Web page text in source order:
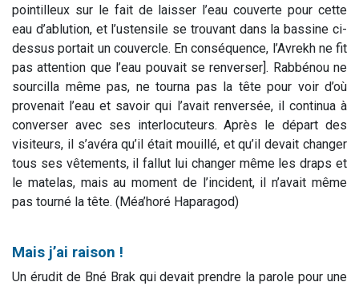
pointilleux sur le fait de laisser l’eau couverte pour cette
eau d’ablution, et l’ustensile se trouvant dans la bassine ci-
dessus portait un couvercle. En conséquence, l’Avrekh ne fit
pas attention que l’eau pouvait se renverser]. Rabbénou ne
sourcilla même pas, ne tourna pas la tête pour voir d’où
provenait l’eau et savoir qui l’avait renversée, il continua à
converser avec ses interlocuteurs. Après le départ des
visiteurs, il s’avéra qu’il était mouillé, et qu’il devait changer
tous ses vêtements, il fallut lui changer même les draps et
le matelas, mais au moment de l’incident, il n’avait même
pas tourné la tête. ( Méa’horé Haparagod)
Mais j’ai raison !
Un érudit de Bné Brak qui devait prendre la parole pour une